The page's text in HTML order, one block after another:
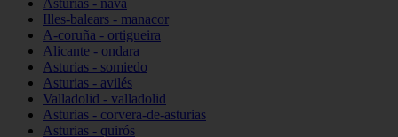
Asturias - nava
Illes-balears - manacor
A-coruña - ortigueira
Alicante - ondara
Asturias - somiedo
Asturias - avilés
Valladolid - valladolid
Asturias - corvera-de-asturias
Asturias - quirós